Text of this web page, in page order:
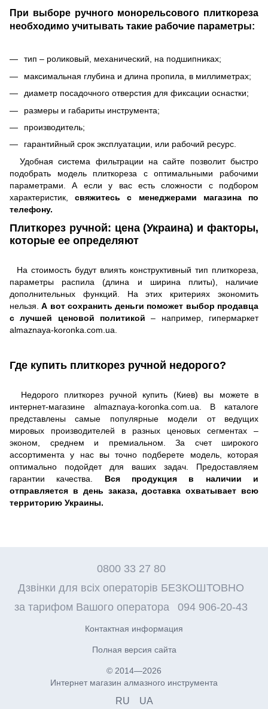
При выборе ручного монорельсового плиткореза
необходимо учитывать такие рабочие параметры:
тип – роликовый, механический, на подшипниках;
максимальная глубина и длина пропила, в миллиметрах;
диаметр посадочного отверстия для фиксации оснастки;
размеры и габариты инструмента;
производитель;
гарантийный срок эксплуатации, или рабочий ресурс.
Удобная система фильтрации на сайте позволит быстро
подобрать модель плиткореза с оптимальными рабочими
параметрами. А если у вас есть сложности с подбором
характеристик,свяжитесь с менеджерами магазина по
телефону.
Плиткорез ручной: цена (Украина) и факторы,
которые ее определяют
На стоимость будут влиять конструктивный тип плиткореза,
параметры распила (длина и ширина плиты), наличие
дополнительных функций. На этих критериях экономить
нельзя.А вот сохранить деньги поможет выбор продавца
с лучшей ценовой политикой – например, гипермаркет
almaznaya-koronka.com.ua.
Где купить плиткорез ручной недорого?
Недорого плиткорез ручной купить (Киев) вы можете в
интернет-магазине almaznaya-koronka.com.ua. В каталоге
представлены самые популярные модели от ведущих
мировых производителей в разных ценовых сегментах –
эконом, среднем и премиальном. За счет широкого
ассортимента у нас вы точно подберете модель, которая
оптимально подойдет для ваших задач. Предоставляем
гарантии качества. Вся продукция в наличии и
отправляется в день заказа, доставка охватывает всю
территорию Украины.
0800 33 27 80
Дзвінки для всіх операторів БЕЗКОШТОВНО
за тарифом Вашого оператора
094 906-20-43
Контактная информация
Полная версия сайта
© 2014—2026
Интернет магазин алмазного инструмента
RU UA